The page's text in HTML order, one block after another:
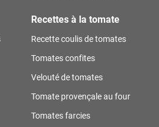
Recettes à la tomate
Recette coulis de tomates
Tomates confites
Velouté de tomates
Tomate provençale au four
Tomates farcies